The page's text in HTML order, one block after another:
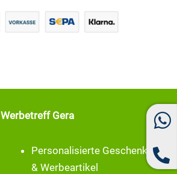
Werbetreff Gera
Personalisierte Geschenke
& Werbeartikel